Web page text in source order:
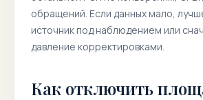
обращений. Если данных мало,
источник под наблюдением или
давление корректировками.
Как отключить